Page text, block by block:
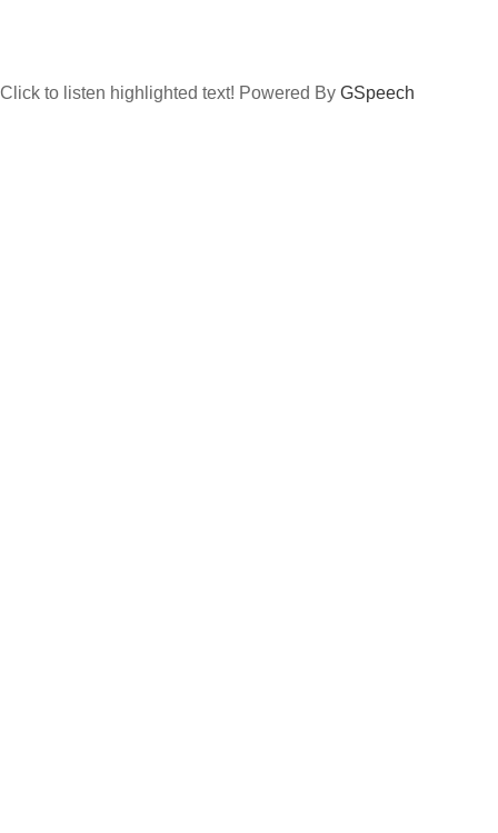
Click to listen highlighted text! Powered By GSpeech